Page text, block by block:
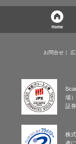
Home
お問合せ
場
証
株